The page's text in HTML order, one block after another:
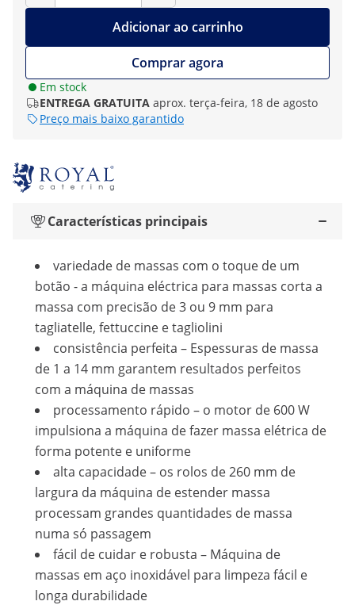
Adicionar ao carrinho
Comprar agora
Em stock
ENTREGA GRATUITA aprox. terça-feira, 18 de agosto
Preço mais baixo garantido
Características principais
variedade de massas com o toque de um
botão - a máquina eléctrica para massas corta a
massa com precisão de 3 ou 9 mm para
tagliatelle, fettuccine e tagliolini
consistência perfeita – Espessuras de massa
de 1 a 14 mm garantem resultados perfeitos
com a máquina de massas
processamento rápido – o motor de 600 W
impulsiona a máquina de fazer massa elétrica de
forma potente e uniforme
alta capacidade – os rolos de 260 mm de
largura da máquina de estender massa
processam grandes quantidades de massa
numa só passagem
fácil de cuidar e robusta – Máquina de
massas em aço inoxidável para limpeza fácil e
longa durabilidade